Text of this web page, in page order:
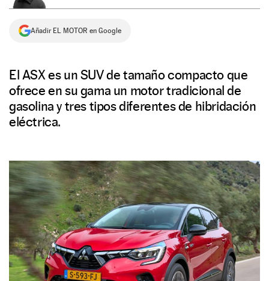
Añadir EL MOTOR en Google
El ASX es un SUV de tamaño compacto que
ofrece en su gama un motor tradicional de
gasolina y tres tipos diferentes de hibridación
eléctrica.